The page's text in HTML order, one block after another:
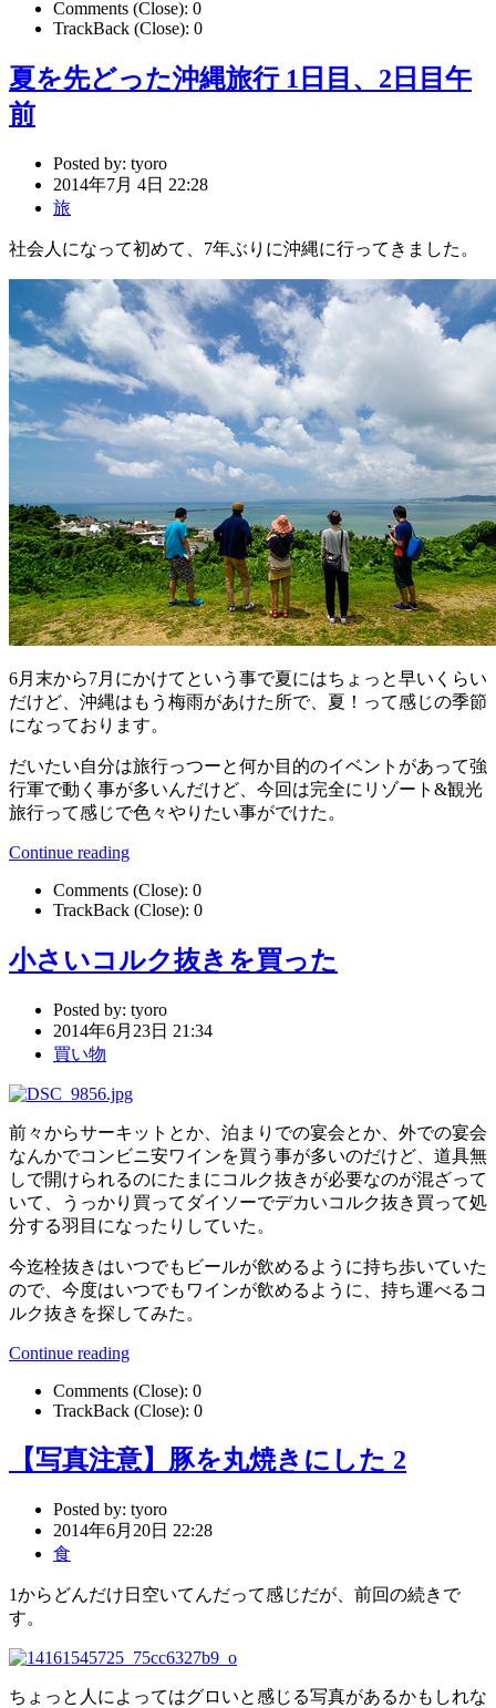
Comments (Close): 0
TrackBack (Close): 0
夏を先どった沖縄旅行 1日目、2日目午
前
Posted by: tyoro
2014年7月 4日 22:28
旅
社会人になって初めて、7年ぶりに沖縄に行ってきました。
6月末から7月にかけてという事で夏にはちょっと早いくらい
だけど、沖縄はもう梅雨があけた所で、夏！って感じの季節
になっております。
だいたい自分は旅行っつーと何か目的のイベントがあって強
行軍で動く事が多いんだけど、今回は完全にリゾート&観光
旅行って感じで色々やりたい事がでけた。
Continue reading
Comments (Close): 0
TrackBack (Close): 0
小さいコルク抜きを買った
Posted by: tyoro
2014年6月23日 21:34
買い物
前々からサーキットとか、泊まりでの宴会とか、外での宴会
なんかでコンビニ安ワインを買う事が多いのだけど、道具無
しで開けられるのにたまにコルク抜きが必要なのが混ざって
いて、うっかり買ってダイソーでデカいコルク抜き買って処
分する羽目になったりしていた。
今迄栓抜きはいつでもビールが飲めるように持ち歩いていた
ので、今度はいつでもワインが飲めるように、持ち運べるコ
ルク抜きを探してみた。
Continue reading
Comments (Close): 0
TrackBack (Close): 0
【写真注意】豚を丸焼きにした 2
Posted by: tyoro
2014年6月20日 22:28
食
1からどんだけ日空いてんだって感じだが、前回の続きで
す。
ちょっと人によってはグロいと感じる写真があるかもしれな